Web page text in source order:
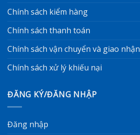
Chính sách kiểm hàng
Chính sách thanh toán
Chính sách vận chuyển và giao nhận
Chính sách xử lý khiếu nại
ĐĂNG KÝ/ĐĂNG NHẬP
Đăng nhập